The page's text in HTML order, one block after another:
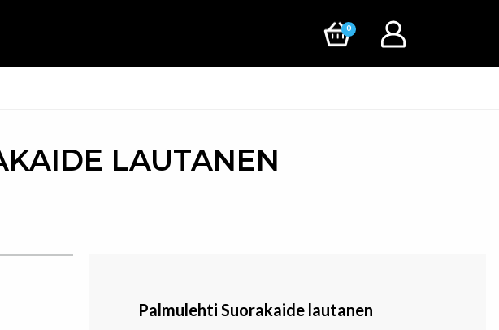
0
LAUTANEN
Palmulehti Suorakaide lautanen